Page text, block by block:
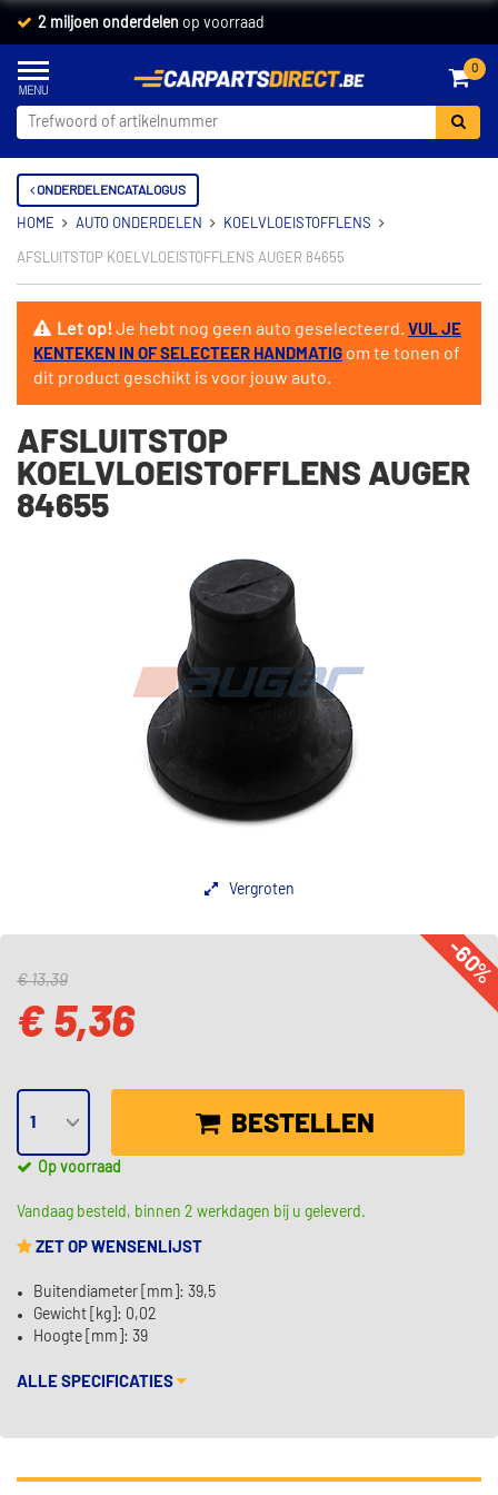
2 miljoen onderdelen op voorraad
0
ONDERDELENCATALOGUS
HOME AUTO ONDERDELEN KOELVLOEISTOFFLENS
AFSLUITSTOP KOELVLOEISTOFFLENS AUGER 84655
Let op!Je hebt nog geen auto geselecteerd. VUL JE
KENTEKEN IN OF SELECTEER HANDMATIG om te tonen of
dit product geschikt is voor jouw auto.
AFSLUITSTOP
KOELVLOEISTOFFLENS AUGER
84655
Vergroten
-
€ 13,39
€ 5,36
BESTELLEN
Op voorraad
Vandaag besteld, binnen 2 werkdagen bij u geleverd.
ZET OP WENSENLIJST
Buitendiameter [mm]: 39,5
Gewicht [kg]: 0,02
Hoogte [mm]: 39
ALLE SPECIFICATIES